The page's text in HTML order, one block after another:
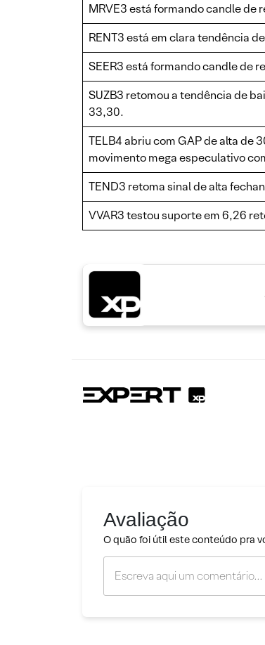
MRVE3 está formando candle
RENT3 está em clara tendência
SEER3 está formando candle de
SUZB3 retomou a tendência de
33,30.
TELB4 abriu com GAP de alta de
movimento mega especulativo
TEND3 retoma sinal de alta
VVAR3 testou suporte em 6,26
Avaliação
O quão foi útil este conteúdo pra